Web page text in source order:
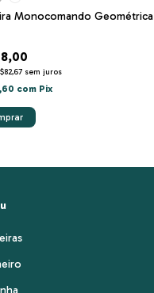
Monocomando Geométrica
sem juros
com Pix